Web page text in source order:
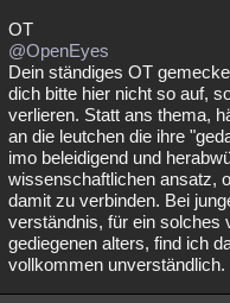
OT
@OpenEyes
Dein ständiges OT
dich bitte hier nicht so auf,
verlieren. Statt ans thema,
an die leutchen die ihre
imo beleidigend und
wissenschaftlichen ansatz,
damit zu verbinden. Bei
verständnis, für ein solches
gediegenen alters, find ich
vollkommen unverständlich.